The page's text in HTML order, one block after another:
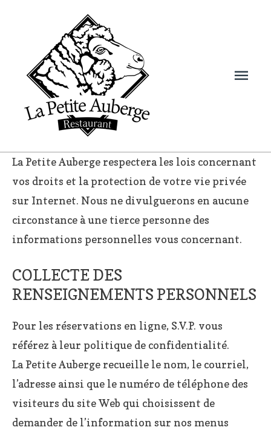
La Petite Auberge respectera les lois concernant
vos droits et la protection de votre vie privée
sur Internet. Nous ne divulguerons en aucune
circonstance à une tierce personne des
informations personnelles vous concernant.
COLLECTE DES
RENSEIGNEMENTS PERSONNELS
Pour les réservations en ligne, S.V.P. vous
référez à leur politique de confidentialité.
La Petite Auberge recueille le nom, le courriel,
l’adresse ainsi que le numéro de téléphone des
visiteurs du site Web qui choisissent de
demander de l’information sur nos menus